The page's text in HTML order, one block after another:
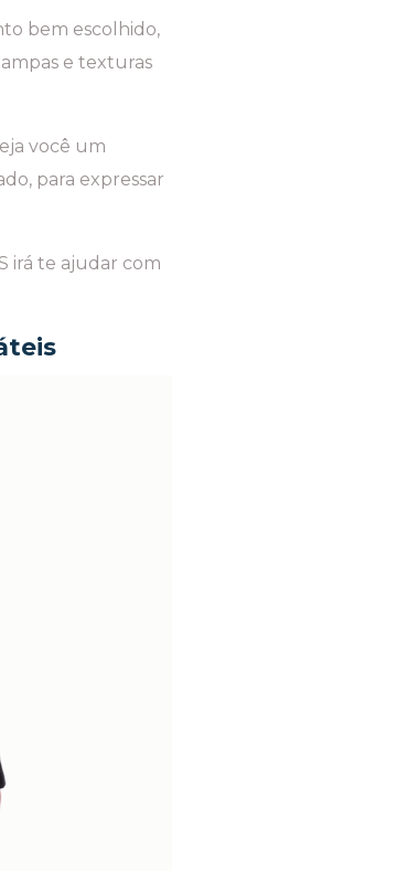
bem escolhido,
e texturas
você um
para expressar
irá te ajudar com